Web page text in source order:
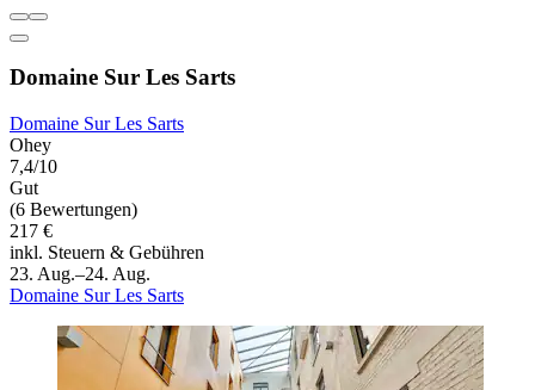
Domaine Sur Les Sarts
Domaine Sur Les Sarts
Ohey
7,4/10
Gut
(6 Bewertungen)
217 €
inkl. Steuern & Gebühren
23. Aug.–24. Aug.
Domaine Sur Les Sarts